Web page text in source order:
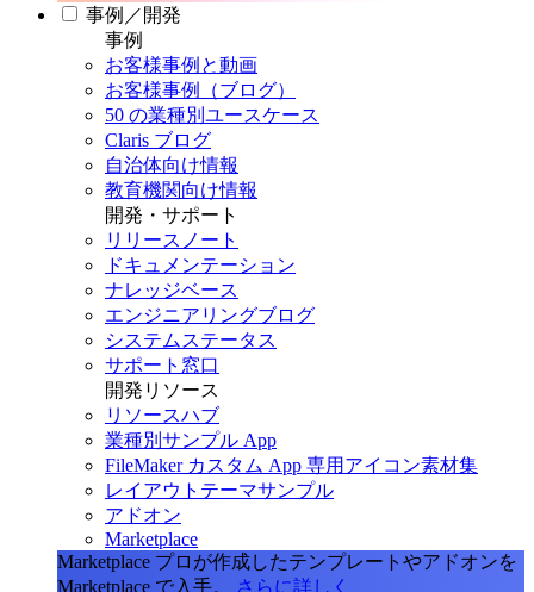
事例／開発
事例
お客様事例と動画
お客様事例（ブログ）
50 の業種別ユースケース
Claris ブログ
自治体向け情報
教育機関向け情報
開発・サポート
リリースノート
ドキュメンテーション
ナレッジベース
エンジニアリングブログ
システムステータス
サポート窓口
開発リソース
リソースハブ
業種別サンプル App
FileMaker カスタム App 専用アイコン素材集
レイアウトテーマサンプル
アドオン
Marketplace
Marketplace プロが作成したテンプレートやアドオンを
Marketplace で入手。
さらに詳しく